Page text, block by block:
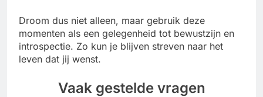
Droom dus niet alleen, maar gebruik deze
momenten als een gelegenheid tot bewustzijn en
introspectie. Zo kun je blijven streven naar het
leven dat jij wenst.
Vaak gestelde vragen